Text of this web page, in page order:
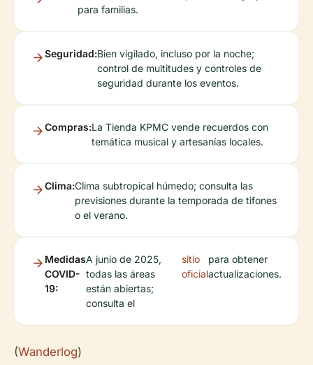
para familias.
Seguridad:Bien vigilado, incluso por la noche;
control de multitudes y controles de
seguridad durante los eventos.
Compras:La Tienda KPMC vende recuerdos con
temática musical y artesanías locales.
Clima:Clima subtropical húmedo; consulta las
previsiones durante la temporada de tifones
o el verano.
Medidas
COVID-
19:
A junio de 2025,
todas las áreas
están abiertas;
consulta el
sitio
oficial
para obtener
actualizaciones.
(Wanderlog)